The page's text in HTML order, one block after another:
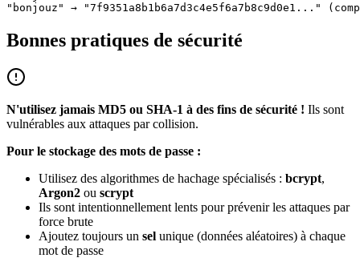
Bonnes pratiques de sécurité
N'utilisez jamais MD5 ou SHA-1 à des fins de sécurité ! Ils sont
vulnérables aux attaques par collision.
Pour le stockage des mots de passe :
Utilisez des algorithmes de hachage spécialisés : bcrypt,
Argon2 ou scrypt
Ils sont intentionnellement lents pour prévenir les attaques par
force brute
Ajoutez toujours un sel unique (données aléatoires) à chaque
mot de passe